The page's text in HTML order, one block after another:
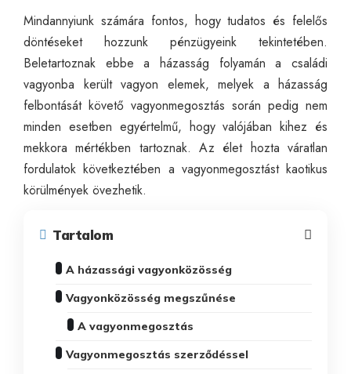
Mindannyiunk számára fontos, hogy tudatos és felelős
döntéseket hozzunk pénzügyeink tekintetében.
Beletartoznak ebbe a házasság folyamán a családi
vagyonba került vagyon elemek, melyek a házasság
felbontását követő vagyonmegosztás során pedig nem
minden esetben egyértelmű, hogy valójában kihez és
mekkora mértékben tartoznak. Az élet hozta váratlan
fordulatok következtében a vagyonmegosztást kaotikus
körülmények övezhetik.
Tartalom
A házassági vagyonközösség
Vagyonközösség megszűnése
A vagyonmegosztás
Vagyonmegosztás szerződéssel